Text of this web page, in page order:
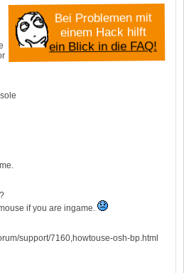
Bei Problemen mit
einem Hack hilft
ein Blick in die FAQ!
if you are ingame.
support/7160,howtouse-osh-bp.html